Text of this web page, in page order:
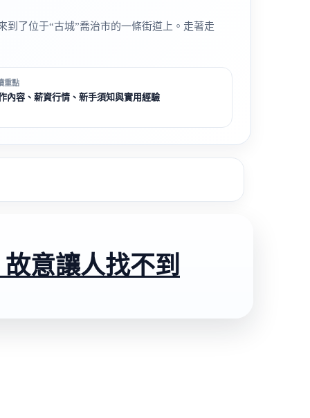
了位于“古城”喬治市的一條街道上。走著走
重點
內容、薪資行情、新手須知與實用經驗
意讓人找不到